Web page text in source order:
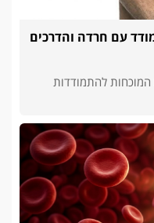
עם חרדה והדרכים
להתמודדות